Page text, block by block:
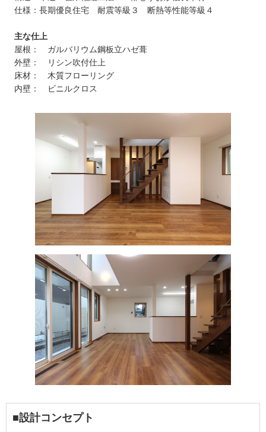
仕様：長期優良住宅 耐震等級３ 断熱等性能等級４
主な仕上
屋根： ガルバリウム鋼板立ハゼ葺
外壁： リシン吹付仕上
床材： 木質フローリング
内壁： ビニルクロス
■設計コンセプト